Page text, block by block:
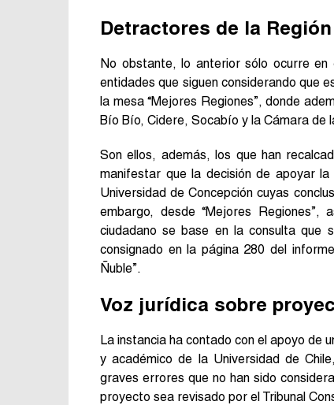
Detractores de la
No obstante, lo anterior sólo ocurre
entidades que siguen considerando que
la mesa “Mejores Regiones”, donde
Bío Bío, Cidere, Socabío y la Cámara de
Son ellos, además, los que han
manifestar que la decisión de apoyar
Universidad de Concepción cuyas
embargo, desde “Mejores
ciudadano se base en la consulta que
consignado en la página 280 del
Ñuble”.
Voz jurídica sobre
La instancia ha contado con el apoyo de
y académico de la Universidad de
graves errores que no han sido
proyecto sea revisado por el Tribunal